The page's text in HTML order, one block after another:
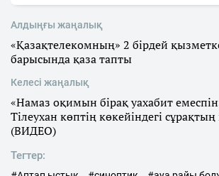
Алдыңғы жаңалық
«Қазақтелекомның» 2 бірдей
барысында қаза тапты
Келесі жаңалық
«Намаз оқимын бірақ уахабит
Тілеухан көптің көкейіндегі
(ВИДЕО)
Тегтер: